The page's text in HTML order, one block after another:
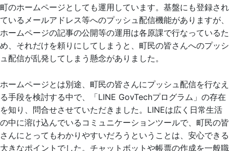
町のホームページとしても運用しています。基盤にも登録され
ているメールアドレス等へのプッシュ配信機能がありますが、
ホームページの記事の公開等の運用は各原課で行なっているた
め、それだけを頼りにしてしまうと、町民の皆さんへのプッシ
ュ配信が乱発してしまう懸念がありました。
ホームページとは別途、町民の皆さんにプッシュ配信を行なえ
る手段を検討する中で、「LINE GovTechプログラム」の存在
を知り、問合せさせていただきました。LINEは広く日常生活
の中に溶け込んでいるコミュニケーションツールで、町民の皆
さんにとってもわかりやすいだろうということは、安心できる
大きなポイントでした。チャットボットや帳票の作成を一般職